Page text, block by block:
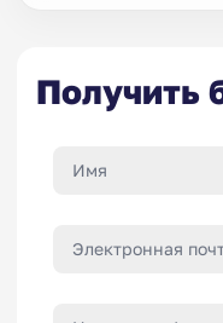
Получить